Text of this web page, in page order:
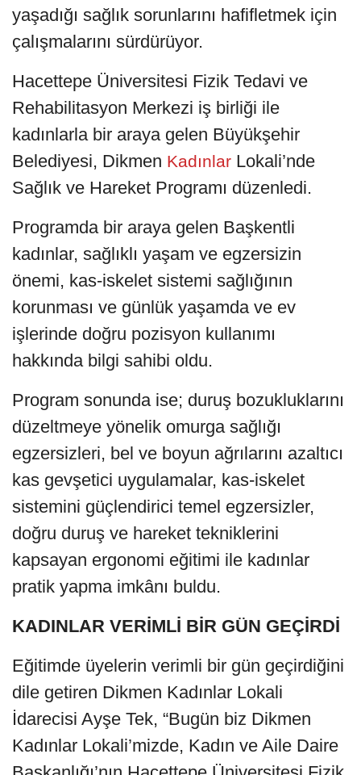
yaşadığı sağlık sorunlarını hafifletmek için
çalışmalarını sürdürüyor.
Hacettepe Üniversitesi Fizik Tedavi ve
Rehabilitasyon Merkezi iş birliği ile
kadınlarla bir araya gelen Büyükşehir
Belediyesi, Dikmen Kadınlar Lokali’nde
Sağlık ve Hareket Programı düzenledi.
Programda bir araya gelen Başkentli
kadınlar, sağlıklı yaşam ve egzersizin
önemi, kas-iskelet sistemi sağlığının
korunması ve günlük yaşamda ve ev
işlerinde doğru pozisyon kullanımı
hakkında bilgi sahibi oldu.
Program sonunda ise; duruş bozukluklarını
düzeltmeye yönelik omurga sağlığı
egzersizleri, bel ve boyun ağrılarını azaltıcı
kas gevşetici uygulamalar, kas-iskelet
sistemini güçlendirici temel egzersizler,
doğru duruş ve hareket tekniklerini
kapsayan ergonomi eğitimi ile kadınlar
pratik yapma imkânı buldu.
KADINLAR VERİMLİ BİR GÜN GEÇİRDİ
Eğitimde üyelerin verimli bir gün geçirdiğini
dile getiren Dikmen Kadınlar Lokali
İdarecisi Ayşe Tek, “Bugün biz Dikmen
Kadınlar Lokali’mizde, Kadın ve Aile Daire